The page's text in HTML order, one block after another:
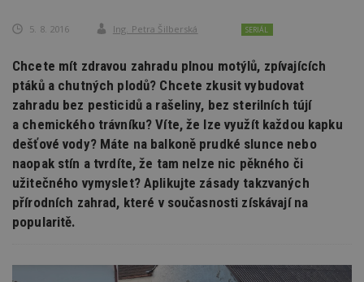
5. 8. 2016 Ing. Petra Šilberská SERIÁL
Chcete mít zdravou zahradu plnou motýlů, zpívajících
ptáků a chutných plodů? Chcete zkusit vybudovat
zahradu bez pesticidů a rašeliny, bez sterilních tújí
a chemického trávníku? Víte, že lze využít každou kapku
dešťové vody? Máte na balkoně prudké slunce nebo
naopak stín a tvrdíte, že tam nelze nic pěkného či
užitečného vymyslet? Aplikujte zásady takzvaných
přírodních zahrad, které v současnosti získávají na
popularitě.